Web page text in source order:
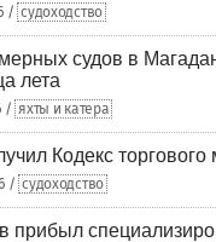
/ судоходство
судов в
лета
/ яхты и катера
Кодекс
/ судоходство
прибыл